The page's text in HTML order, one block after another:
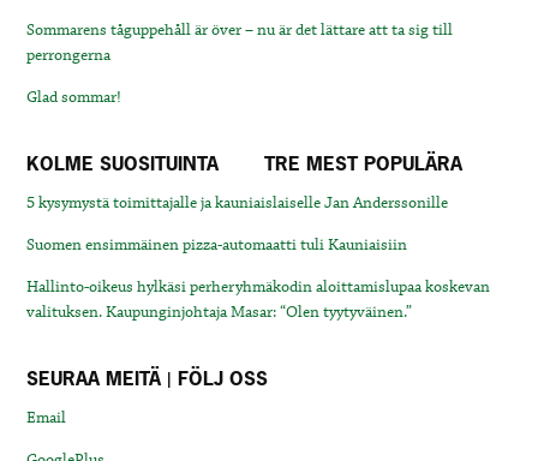
Sommarens tåguppehåll är över – nu är det lättare att ta sig till
perrongerna
Glad sommar!
KOLME SUOSITUINTA TRE MEST POPULÄRA
5 kysymystä toimittajalle ja kauniaislaiselle Jan Anderssonille
Suomen ensimmäinen pizza-automaatti tuli Kauniaisiin
Hallinto-oikeus hylkäsi perheryhmäkodin aloittamislupaa koskevan
valituksen. Kaupunginjohtaja Masar: “Olen tyytyväinen.”
SEURAA MEITÄ | FÖLJ OSS
Email